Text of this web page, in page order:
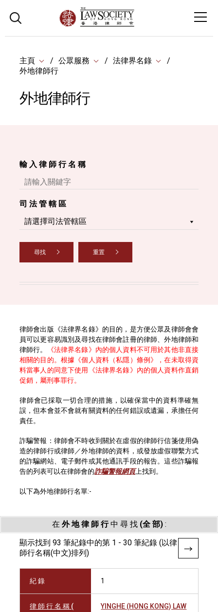
主頁 公眾服務
法律界名錄
外地律師行
外地律師行
輸 入 律 師 行 名 稱
司 法 管 轄 區
尋找 重置
律師會出版《法律界名錄》的目的，是方便公眾及律師會會
員可以更容易識別及尋找在律師會註冊的律師、外地律師和
律師行。
《法律界名錄》內的個人資料不可用於其他非直接
相關的目的。根據《個人資料（私隱）條例》，在未取得資
料當事人的同意下使用《法律界名錄》內的個人資料作直銷
促銷，屬刑事罪行。
律師會已採取一切合理的措施，以確保當中的資料準確無
誤，但本會並不會就有關資料的任何錯誤或遺漏，承擔任何
責任。
詐騙警報：律師會不時收到關於在虛假的律師行信箋使用偽
造的律師行或律師／外地律師的資料，或發放虛假聯繫方式
的詐騙網站、電子郵件或其他通訊手段的報告。這些詐騙報
告的列表可以在律師會的詐騙警報網頁上找到。
以下為外地律師行名單:-
在 外 地 律 師 行中 尋 找 (全 部):
顯示找到 93 筆紀錄中的第 1 - 30 筆紀錄 (以律
師行名稱(中文)排列)
紀 錄 1
律 師 行 名 稱 (
YINGHE (HONG KONG) LAW